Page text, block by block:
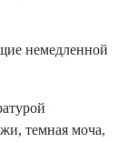
немедленной
темная моча,